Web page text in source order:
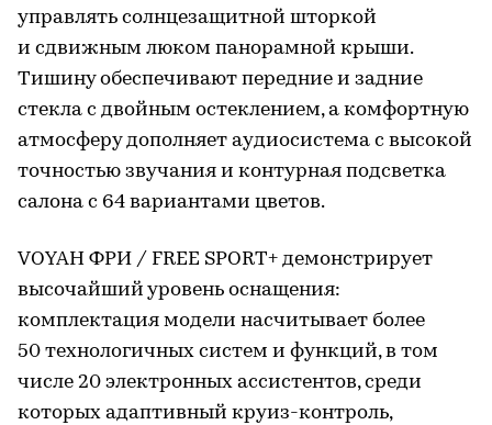
управлять солнцезащитной шторкой
и сдвижным люком панорамной крыши.
Тишину обеспечивают передние и задние
стекла с двойным остеклением, а комфортную
атмосферу дополняет аудиосистема с высокой
точностью звучания и контурная подсветка
салона с 64 вариантами цветов.
VOYAH ФРИ / FREE SPORT+ демонстрирует
высочайший уровень оснащения:
комплектация модели насчитывает более
50 технологичных систем и функций, в том
числе 20 электронных ассистентов, среди
которых адаптивный круиз-контроль,